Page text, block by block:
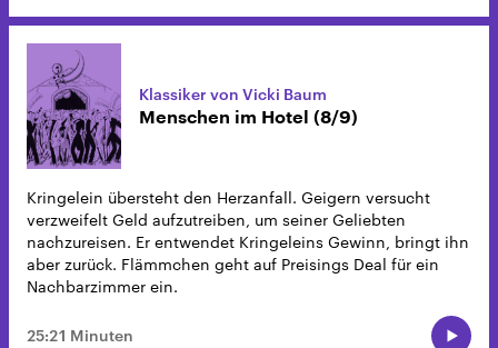
Klassiker von Vicki Baum
Menschen im Hotel (8/9)
Kringelein übersteht den Herzanfall. Geigern versucht
verzweifelt Geld aufzutreiben, um seiner Geliebten
nachzureisen. Er entwendet Kringeleins Gewinn, bringt ihn
aber zurück. Flämmchen geht auf Preisings Deal für ein
Nachbarzimmer ein.
25:21 Minuten